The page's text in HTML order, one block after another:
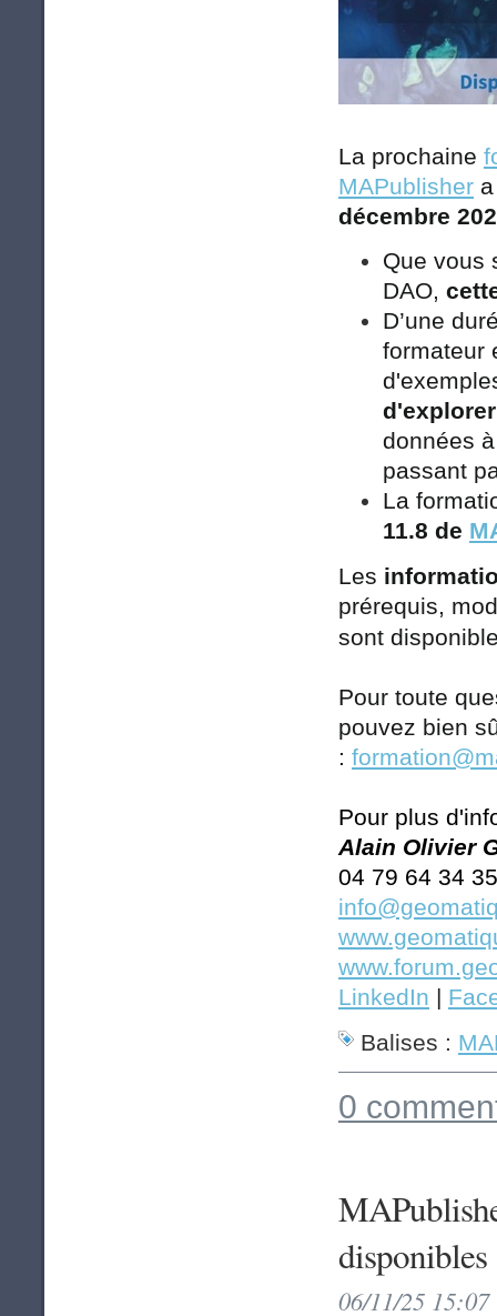
La prochaine
MAPublisher
décembre
Que vous
DAO,
D’une
formateur
données
passant
La
11.8 de
Les
prérequis,
sont
Pour toute
pouvez bien
:
Pour plus
Alain Olivier
04 79 64 34 35
LinkedIn |
Balises :
0
disponibles
06/11/25